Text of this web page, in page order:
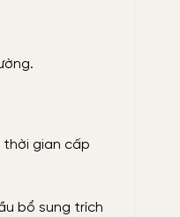
thời gian cấp
bổ sung trích